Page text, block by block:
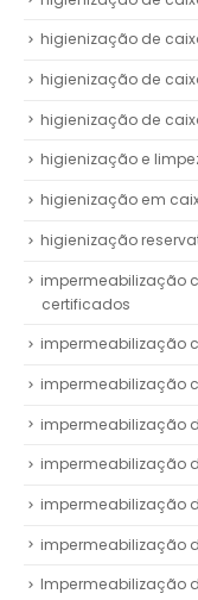
higienização de
higienização de
higienização de
higienização e
higienização em
higienização
impermeabilização
certificados
impermeabilização
impermeabilização
impermeabilização
impermeabilização
impermeabilização
impermeabilização
Impermeabilização